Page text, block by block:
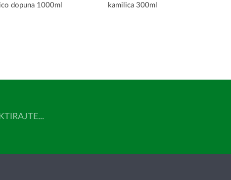
dopuna 1000ml
kamilica 300ml